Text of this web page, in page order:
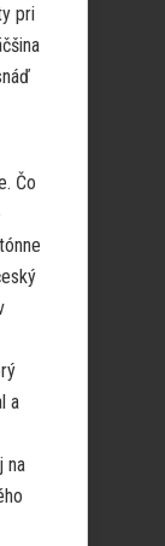
pri
Čo
a
na